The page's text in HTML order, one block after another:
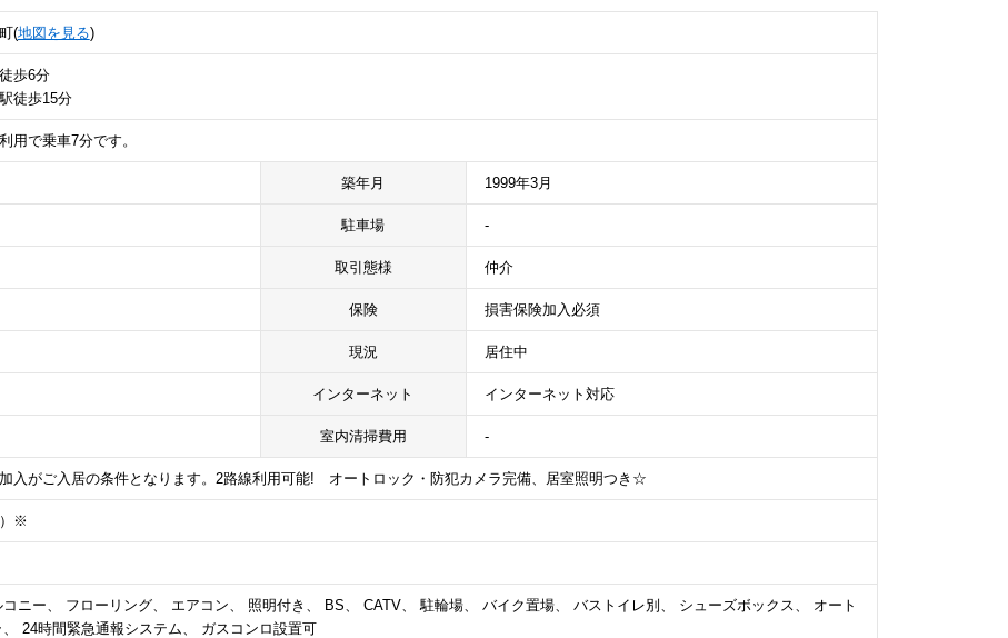
(地図を見る)
歩6分
徒歩15分
用で乗車7分です。
築年月 1999年3月
駐車場 -
取引態様 仲介
保険 損害保険加入必須
現況 居住中
インターネット インターネット対応
室内清掃費用 -
入がご入居の条件となります。2路線利用可能! オートロック・防犯カメラ完備、居室照明つき☆
※
ニー、 フローリング、 エアコン、 照明付き、 BS、 CATV、 駐輪場、 バイク置場、 バストイレ別、 シューズボックス、 オート
24時間緊急通報システム、 ガスコンロ設置可